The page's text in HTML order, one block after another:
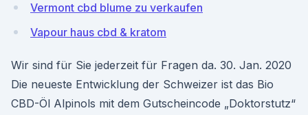
Vermont cbd blume zu verkaufen
Vapour haus cbd & kratom
Wir sind für Sie jederzeit für Fragen da. 30. Jan. 2020
Die neueste Entwicklung der Schweizer ist das Bio
CBD-Öl Alpinols mit dem Gutscheincode „Doktorstutz“